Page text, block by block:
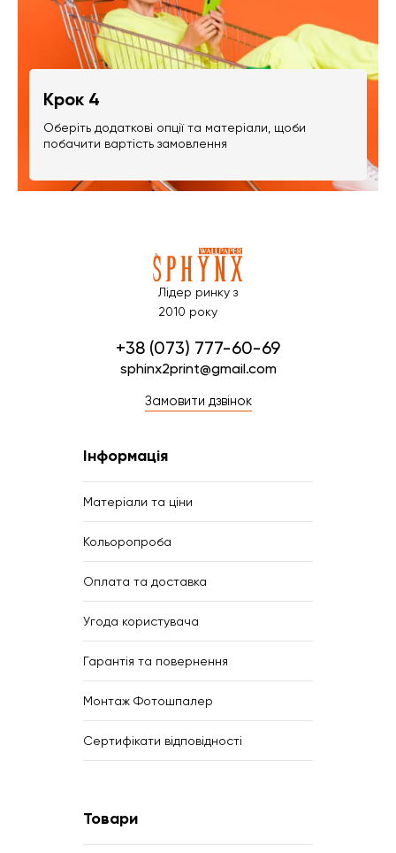
Крок 4
Оберіть додаткові опції та матеріали, щоби
побачити вартість замовлення
Лідер ринку з
2010 року
+38 (073) 777-60-69
sphinx2print@gmail.com
Замовити дзвінок
Інформація
Матеріали та ціни
Кольоропроба
Оплата та доставка
Угода користувача
Гарантія та повернення
Монтаж Фотошпалер
Сертифікати відповідності
Товари